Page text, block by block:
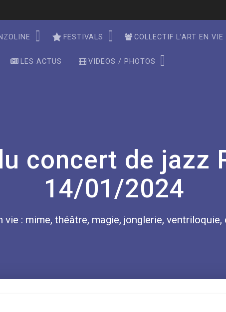
FESTIVALS COLLECTIF L’ART EN VIE
LES ACTUS VIDEOS / PHOTOS
concert de jazz
14/01/2024
vie : mime, théâtre, magie, jonglerie, ventriloquie,